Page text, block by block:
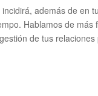
además de en
Hablamos de más
de tus relaciones